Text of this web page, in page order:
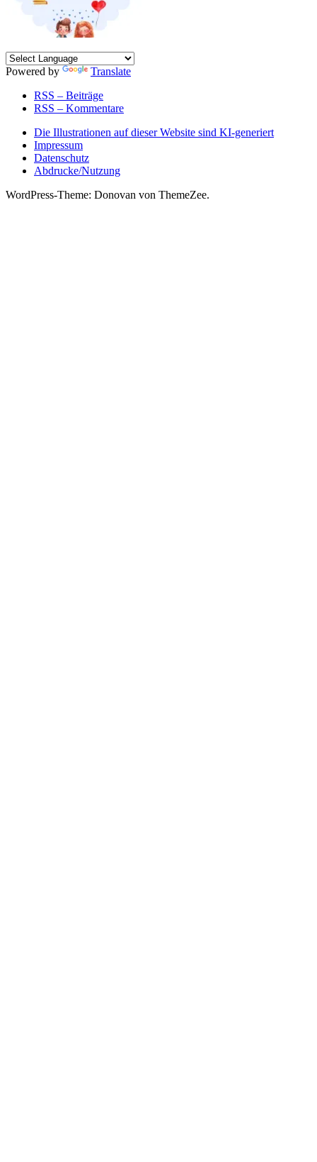
Powered by
Translate
RSS – Beiträge
RSS – Kommentare
Die Illustrationen auf dieser Website sind KI-generiert
Impressum
Datenschutz
Abdrucke/Nutzung
WordPress-Theme: Donovan von ThemeZee.